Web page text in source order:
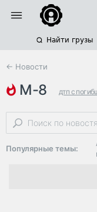
Найти грузы
← Новости
м-8 дтп с
вологодская область
Популярные темы: